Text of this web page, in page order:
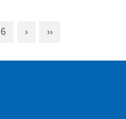
6 › ››